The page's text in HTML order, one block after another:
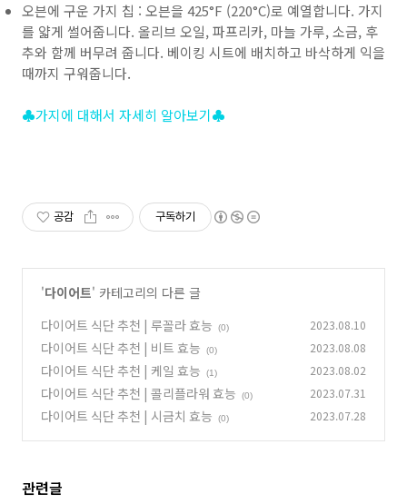
오븐에 구운 가지 칩 : 오븐을 425°F (220°C)로 예열합니다. 가지
를 얇게 썰어줍니다. 올리브 오일, 파프리카, 마늘 가루, 소금, 후
추와 함께 버무려 줍니다. 베이킹 시트에 배치하고 바삭하게 익을
때까지 구워줍니다.
♣가지에 대해서 자세히 알아보기♣
공감 구독하기
'다이어트' 카테고리의 다른 글
다이어트 식단 추천 | 루꼴라 효능
(0) 2023.08.10
다이어트 식단 추천 | 비트 효능 (0) 2023.08.08
다이어트 식단 추천 | 케일 효능 (1) 2023.08.02
다이어트 식단 추천 | 콜리플라워 효능 (0) 2023.07.31
다이어트 식단 추천 | 시금치 효능 (0) 2023.07.28
관련글